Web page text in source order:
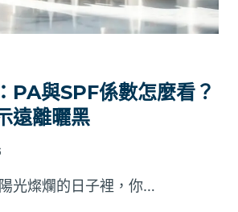
PA與SPF係數怎麼看？
遠離曬黑
光燦爛的日子裡，你…